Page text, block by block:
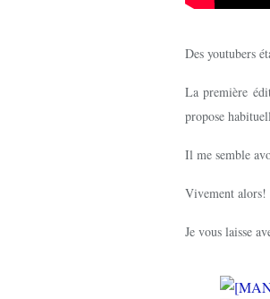
Des youtubers
La première
propose
Il me semble
Vivement alors!
Je vous laisse